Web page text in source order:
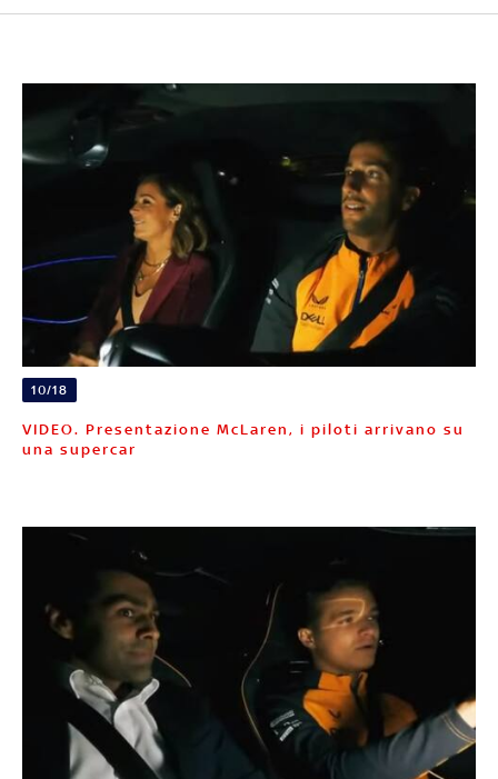
10/18
VIDEO. Presentazione McLaren, i piloti arrivano su
una supercar